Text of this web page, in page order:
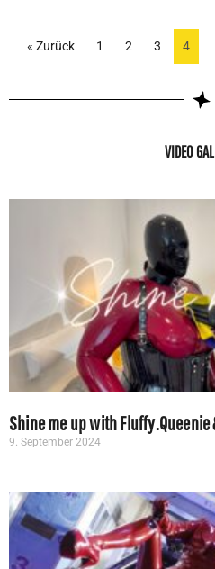
« Zurück 1 2 3 4
VIDEO
Shine me up with
9. September 2024